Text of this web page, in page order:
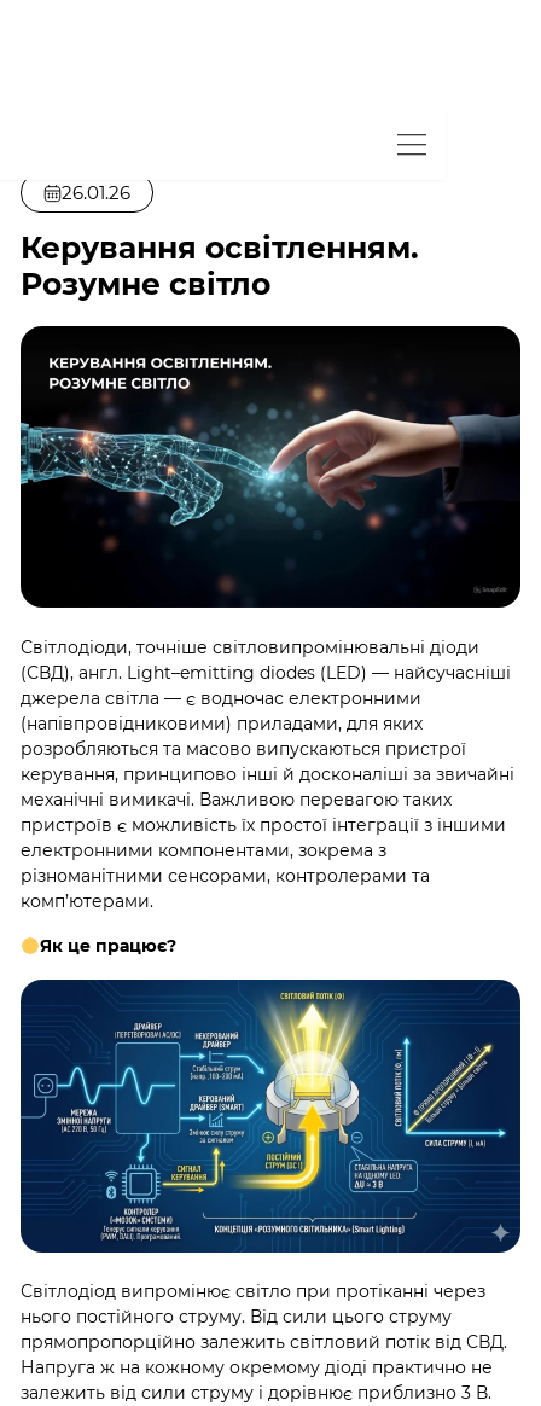
26.01.26
Керування освітленням.
Розумне світло
Світлодіоди, точніше світловипромінювальні діоди
(СВД), англ. Light–emitting diodes (LED) — найсучасніші
джерела світла — є водночас електронними
(напівпровідниковими) приладами, для яких
розробляються та масово випускаються пристрої
керування, принципово інші й досконаліші за звичайні
механічні вимикачі. Важливою перевагою таких
пристроїв є можливість їх простої інтеграції з іншими
електронними компонентами, зокрема з
різноманітними сенсорами, контролерами та
комп’ютерами.
Як це працює?
Світлодіод випромінює світло при протіканні через
нього постійного струму. Від сили цього струму
прямопропорційно залежить світловий потік від СВД.
Напруга ж на кожному окремому діоді практично не
залежить від сили струму і дорівнює приблизно 3 В.